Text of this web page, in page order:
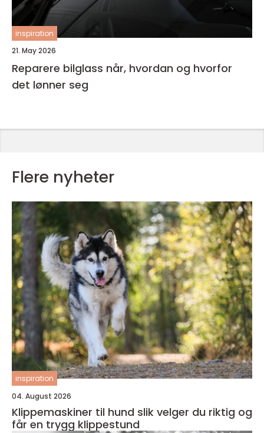
inspiration
21. May 2026
Reparere bilglass når, hvordan og hvorfor
det lønner seg
Flere nyheter
inspiration
04. August 2026
Klippemaskiner til hund slik velger du riktig og
får en trygg klippestund